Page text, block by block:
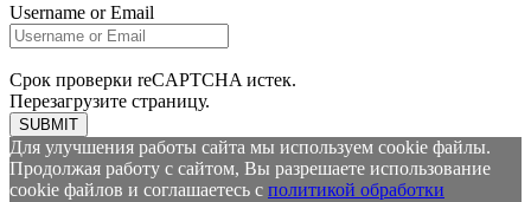
Username or Email
Срок проверки reCAPTCHA истек.
Перезагрузите страницу.
SUBMIT
Для улучшения работы сайта мы используем cookie файлы.
Продолжая работу с сайтом, Вы разрешаете использование
cookie файлов и соглашаетесь с политикой обработки